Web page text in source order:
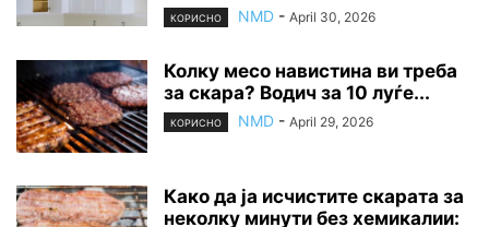
КОРИСНО NMD - April 30, 2026
Колку месо навистина ви треба
за скара? Водич за 10 луѓе...
КОРИСНО NMD - April 29, 2026
Како да ја исчистите скарата за
неколку минути без хемикалии: